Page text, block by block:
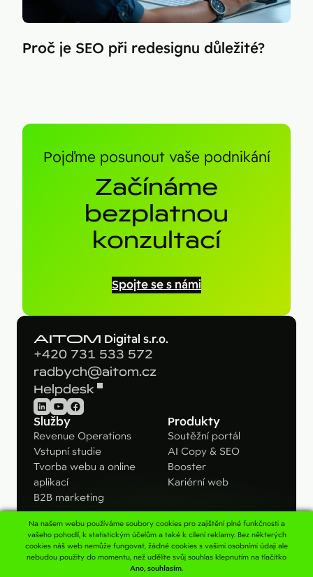
Proč je SEO při redesignu důležité?
Pojďme posunout vaše podnikání
Začínáme
bezplatnou
konzultací
Spojte se s námi
AITOM Digital s.r.o.
+420 731 533 572
radbych@aitom.cz
Helpdesk
LinkedIn
YouTube
Facebook
Služby
Revenue Operations
Vstupní studie
Tvorba webu a online
aplikací
B2B marketing
Produkty
Soutěžní portál
AI Copy & SEO
Booster
Kariérní web
Pro koho
B2B firmy
Velké značky
Kontakt
Napište nám
Konzultace
Na našem webu používáme soubory cookies pro zajištění plné funkčnosti a
vašeho pohodlí, k statistickým účelům a také k cílení reklamy. Bez některých
cookies náš web nemůže fungovat, žádné cookies s vašimi osobními údaji ale
nebudou použity do momentu, než udělíte svůj souhlas klepnutím na tlačítko
Ano, souhlasím.